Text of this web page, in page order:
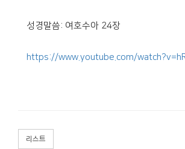
성경말씀: 여호수아 24장
https://www.youtube.com/
리스트